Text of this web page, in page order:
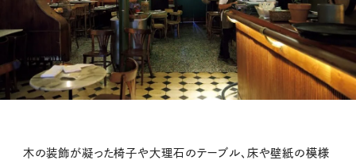
木の装飾が凝った椅子や大理石のテーブル、床や壁紙の模様